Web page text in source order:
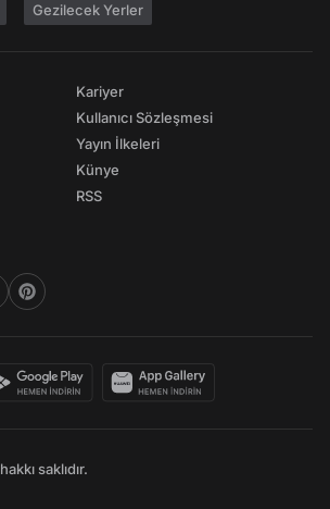
Gezilecek Yerler
Kariyer
Kullanıcı Sözleşmesi
Yayın İlkeleri
Künye
RSS
saklıdır.